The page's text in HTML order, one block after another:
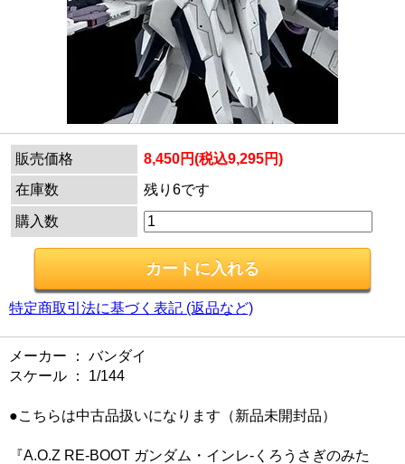
販売価格
8,450円(税込9,295円)
在庫数
残り6です
購入数
特定商取引法に基づく表記 (返品など)
メーカー ： バンダイ
スケール ： 1/144
●こちらは中古品扱いになります（新品未開封品）
『A.O.Z RE-BOOT ガンダム・インレ-くろうさぎのみた